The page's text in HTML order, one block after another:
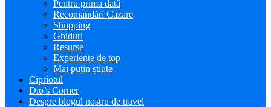
Pentru prima datâ
Recomandări Cazare
Shopping
Ghiduri
Resurse
Experiențe de top
Mai puțin știute
Cipriotul
Dio’s Corner
Despre blogul nostru de travel